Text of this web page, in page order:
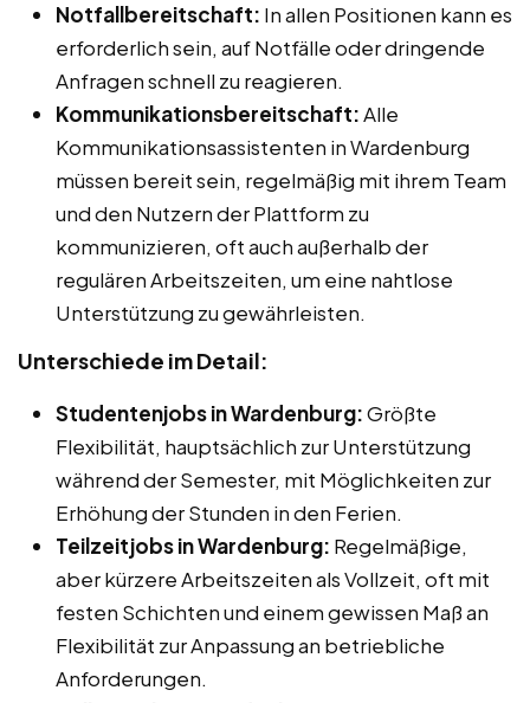
Notfallbereitschaft: In allen Positionen kann es
erforderlich sein, auf Notfälle oder dringende
Anfragen schnell zu reagieren.
Kommunikationsbereitschaft:Alle
Kommunikationsassistenten in Wardenburg
müssen bereit sein, regelmäßig mit ihrem Team
und den Nutzern der Plattform zu
kommunizieren, oft auch außerhalb der
regulären Arbeitszeiten, um eine nahtlose
Unterstützung zu gewährleisten.
Unterschiede im Detail:
Studentenjobs in Wardenburg:Größte
Flexibilität, hauptsächlich zur Unterstützung
während der Semester, mit Möglichkeiten zur
Erhöhung der Stunden in den Ferien.
Teilzeitjobs in Wardenburg: Regelmäßige,
aber kürzere Arbeitszeiten als Vollzeit, oft mit
festen Schichten und einem gewissen Maß an
Flexibilität zur Anpassung an betriebliche
Anforderungen.